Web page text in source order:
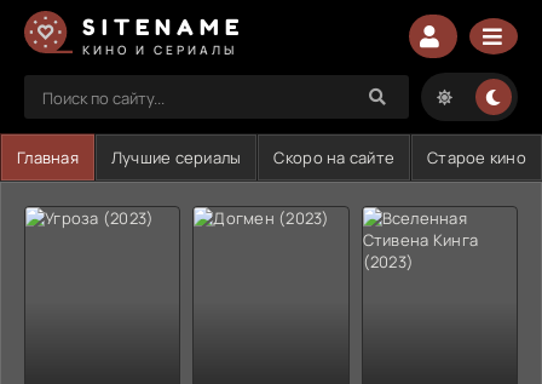
SITENAME
КИНО И СЕРИАЛЫ
Главная Лучшие сериалы Скоро на сайте Старое кино